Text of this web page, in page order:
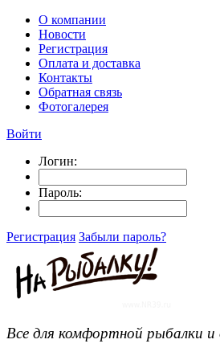
О компании
Новости
Регистрация
Оплата и доставка
Контакты
Обратная связь
Фотогалерея
Войти
Логин:
Пароль:
Регистрация Забыли пароль?
Все для комфортной рыбалки